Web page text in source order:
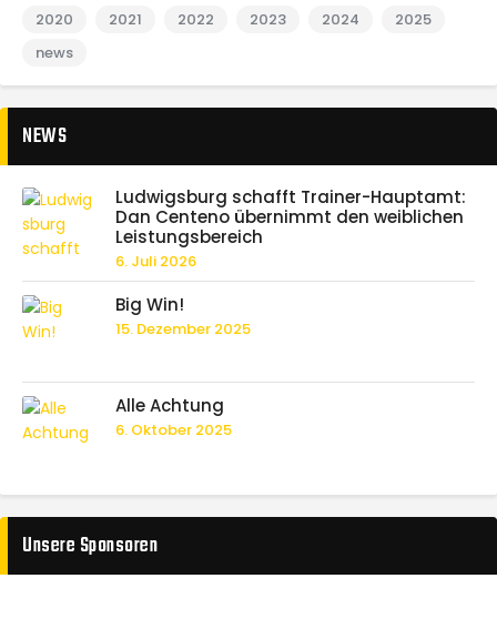
2020
2021 2022 2023 2024
2025
news
NEWS
Ludwigsburg schafft Trainer-Hauptamt:
Dan Centeno übernimmt den weiblichen
Leistungsbereich
6. Juli 2026
Big Win!
15. Dezember 2025
Alle Achtung
6. Oktober 2025
Unsere Sponsoren